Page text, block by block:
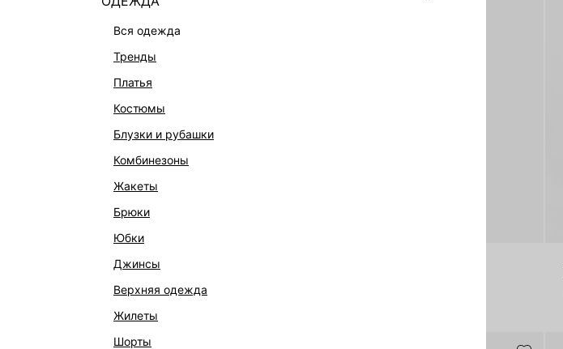
вся одежда
тренды
платья
костюмы
блузки и рубашки
комбинезоны
жакеты
брюки
юбки
джинсы
верхняя одежда
жилеты
шорты
ПРЯМЫЕ ДЖИНСЫ